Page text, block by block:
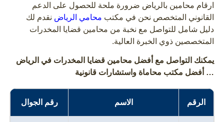
ارقام محامين بالرياض ضرورة ملحة للحصول على الدعم
القانوني المتخصص نحن في مكتب محامي الرياض نقدم لك
دليل شامل للتواصل مع نخبة من محامين قضايا المخدرات
المتخصصين ذوي الخبرة العالية.
يمكنك التواصل مع أفضل محامين قضايا المخدرات في الرياض
… أفضل مكتب محاماة واستشارات قانونية
الرقم الاسم رقم الجوال